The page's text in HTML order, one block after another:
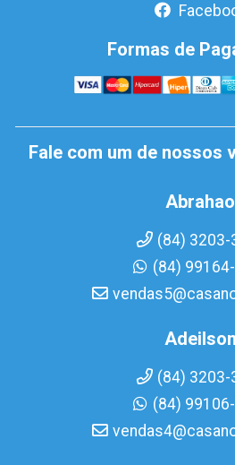
Formas de
Fale com um de nossos
Abrahao
(84) 3203-
(84)
Adeilson
(84) 3203-
(84)